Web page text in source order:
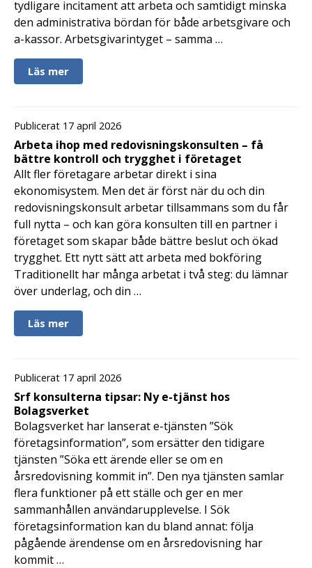
tydligare incitament att arbeta och samtidigt minska
den administrativa bördan för både arbetsgivare och
a-kassor. Arbetsgivarintyget – samma …
Läs mer
Publicerat 17 april 2026
Arbeta ihop med redovisningskonsulten – få
bättre kontroll och trygghet i företaget
Allt fler företagare arbetar direkt i sina
ekonomisystem. Men det är först när du och din
redovisningskonsult arbetar tillsammans som du får
full nytta – och kan göra konsulten till en partner i
företaget som skapar både bättre beslut och ökad
trygghet. Ett nytt sätt att arbeta med bokföring
Traditionellt har många arbetat i två steg: du lämnar
över underlag, och din …
Läs mer
Publicerat 17 april 2026
Srf konsulterna tipsar: Ny e-tjänst hos
Bolagsverket
Bolagsverket har lanserat e-tjänsten ”Sök
företagsinformation”, som ersätter den tidigare
tjänsten ”Söka ett ärende eller se om en
årsredovisning kommit in”. Den nya tjänsten samlar
flera funktioner på ett ställe och ger en mer
sammanhållen användarupplevelse. I Sök
företagsinformation kan du bland annat: följa
pågående ärendense om en årsredovisning har
kommit …